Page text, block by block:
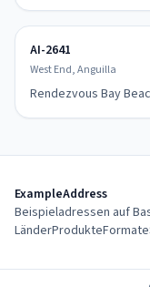
AI-2641
West End, Anguilla
Rendezvous Bay
ExampleAddress
Beispieladressen auf
LänderProdukteFormate